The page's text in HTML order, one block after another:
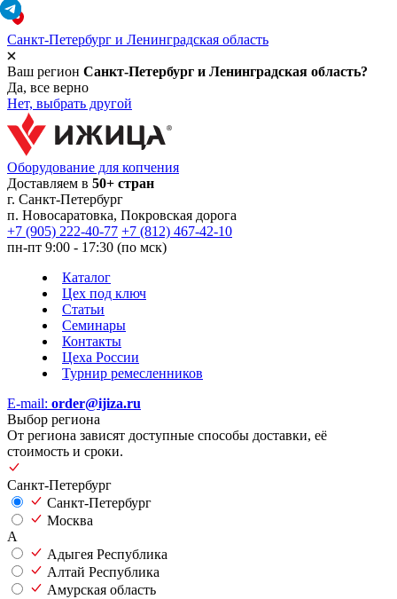
Санкт-Петербург и Ленинградская область
Ваш регион Санкт-Петербург и Ленинградская область?
Да, все верно
Нет, выбрать другой
Оборудование для копчения
Доставляем в 50+ стран
г. Санкт-Петербург
п. Новосаратовка, Покровская дорога
+7 (905) 222-40-77 +7 (812) 467-42-10
пн-пт 9:00 - 17:30 (по мск)
Каталог
Цех под ключ
Статьи
Семинары
Контакты
Цеха России
Турнир ремесленников
E-mail: order@ijiza.ru
Выбор региона
От региона зависят доступные способы доставки, её
стоимость и сроки.
Санкт-Петербург
Санкт-Петербург
Москва
А
Адыгея Республика
Алтай Республика
Амурская область